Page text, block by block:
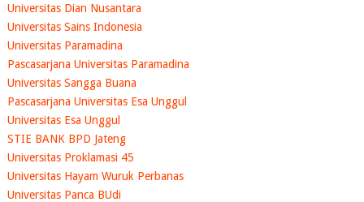
Universitas Dian Nusantara
Universitas Sains Indonesia
Universitas Paramadina
Pascasarjana Universitas Paramadina
Universitas Sangga Buana
Pascasarjana Universitas Esa Unggul
Universitas Esa Unggul
STIE BANK BPD Jateng
Universitas Proklamasi 45
Universitas Hayam Wuruk Perbanas
Universitas Panca BUdi